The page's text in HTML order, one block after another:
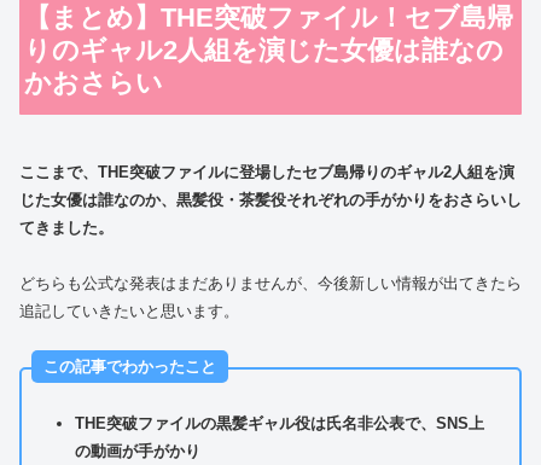
【まとめ】THE突破ファイル！セブ島帰
りのギャル2人組を演じた女優は誰なの
かおさらい
ここまで、THE突破ファイルに登場したセブ島帰りのギャル2人組を演
じた女優は誰なのか、黒髪役・茶髪役それぞれの手がかりをおさらいし
てきました。
どちらも公式な発表はまだありませんが、今後新しい情報が出てきたら
追記していきたいと思います。
この記事でわかったこと
THE突破ファイルの黒髪ギャル役は氏名非公表で、SNS上
の動画が手がかり